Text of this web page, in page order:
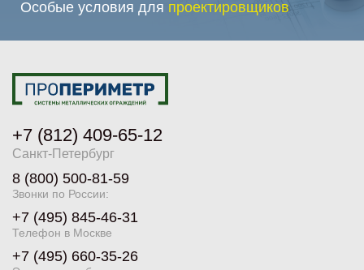
Особые условия для проектировщиков
+7 (812) 409-65-12
Санкт-Петербург
8 (800) 500-81-59
Звонки по России:
+7 (495) 845-46-31
Телефон в Москве
+7 (495) 660-35-26